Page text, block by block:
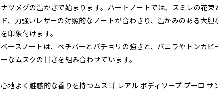
ナツメグの温かさで始まります。ハートノートでは、スミレの花束
ド、力強いレザーの対照的なノートが合わさり、温かみのある大胆
を印象付けます。
ベースノートは、ベチバーとパチョリの強さと、バニラやトンカビ
ーなムスクの甘さを組み合わせています。
心地よく魅惑的な香りを持つムスゴ レアル ボディソープ プーロ サ